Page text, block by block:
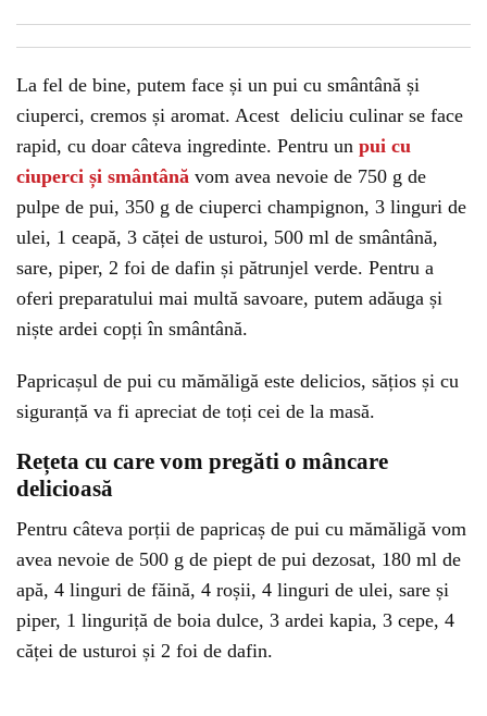
La fel de bine, putem face și un pui cu smântână și
ciuperci, cremos și aromat. Acest deliciu culinar se face
rapid, cu doar câteva ingredinte. Pentru un pui cu
ciuperci și smântână vom avea nevoie de 750 g de
pulpe de pui, 350 g de ciuperci champignon, 3 linguri de
ulei, 1 ceapă, 3 căței de usturoi, 500 ml de smântână,
sare, piper, 2 foi de dafin și pătrunjel verde. Pentru a
oferi preparatului mai multă savoare, putem adăuga și
niște ardei copți în smântână.
Papricașul de pui cu mămăligă este delicios, sățios și cu
siguranță va fi apreciat de toți cei de la masă.
Rețeta cu care vom pregăti o mâncare
delicioasă
Pentru câteva porții de papricaș de pui cu mămăligă vom
avea nevoie de 500 g de piept de pui dezosat, 180 ml de
apă, 4 linguri de făină, 4 roșii, 4 linguri de ulei, sare și
piper, 1 linguriță de boia dulce, 3 ardei kapia, 3 cepe, 4
căței de usturoi și 2 foi de dafin.